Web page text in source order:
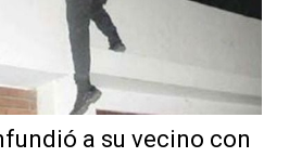
a su vecino con